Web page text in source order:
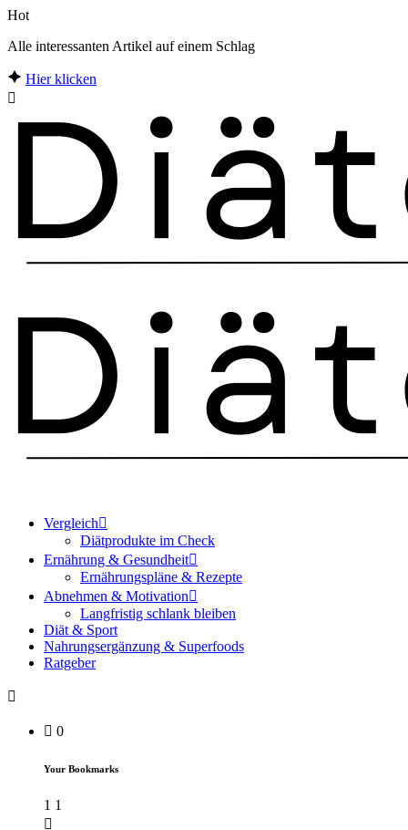
Hot
Alle interessanten Artikel auf einem Schlag
Hier klicken
Vergleich
Diätprodukte im Check
Ernährung & Gesundheit
Ernährungspläne & Rezepte
Abnehmen & Motivation
Langfristig schlank bleiben
Diät & Sport
Nahrungsergänzung & Superfoods
Ratgeber
0
Your Bookmarks
1 1